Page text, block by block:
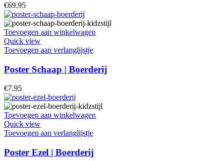
€69.95
Toevoegen aan winkelwagen
Quick view
Toevoegen aan verlanglijstje
Poster Schaap | Boerderij
€7.95
Toevoegen aan winkelwagen
Quick view
Toevoegen aan verlanglijstje
Poster Ezel | Boerderij